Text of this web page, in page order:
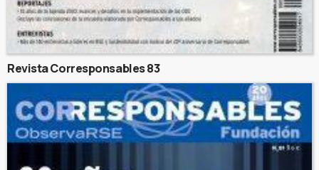
Revista Corresponsables 83